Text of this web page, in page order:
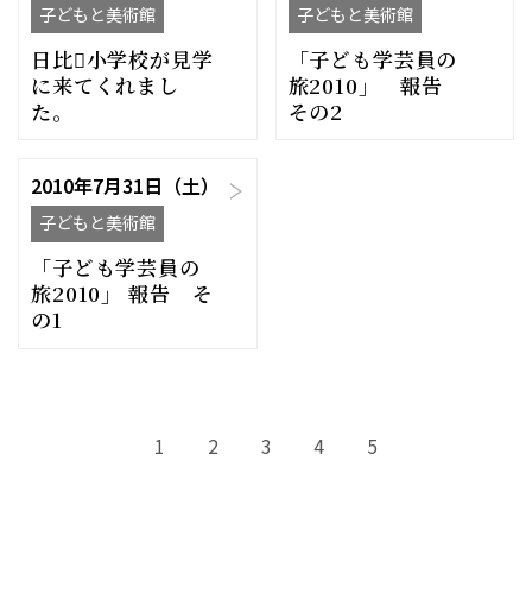
子どもと美術館
日比小学校が見学
に来てくれまし
た。
子どもと美術館
「子ども学芸員の
旅2010」 報告
その2
2010年7月31日（土）
子どもと美術館
「子ども学芸員の
旅2010」 報告 そ
の1
1 2 3 4 5